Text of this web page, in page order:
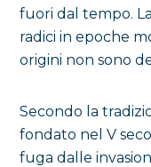
fuori dal tempo.
radici in epoche
origini non sono
Secondo la
fondato nel V
fuga dalle